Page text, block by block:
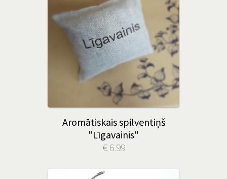
Aromātiskais spilventiņš
"Līgavainis"
€ 6.99